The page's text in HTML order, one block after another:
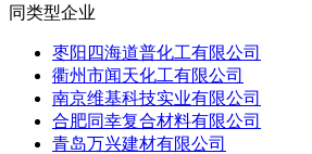
同类型企业
枣阳四海道普化工有限公司
衢州市闻天化工有限公司
南京维基科技实业有限公司
合肥同幸复合材料有限公司
青岛万兴建材有限公司